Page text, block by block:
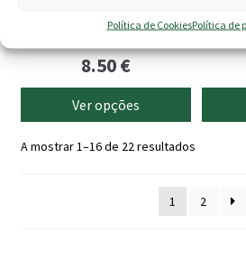
Política de CookiesPolítica de
Siro Universal
8.50€
Ver opções
on
page
Siro
A mostrar 1–16 de 22 resultados
1 2